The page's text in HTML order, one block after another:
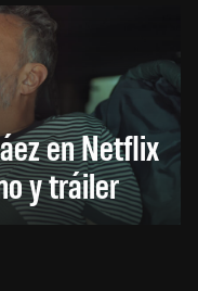
en Netflix
y tráiler